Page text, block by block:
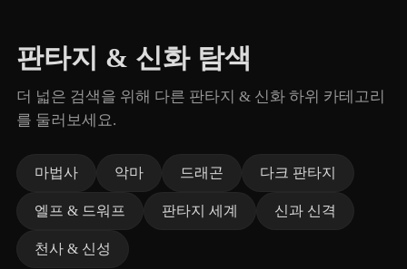
판타지 & 신화 탐색
더 넓은 검색을 위해 다른 판타지 & 신화 하위 카테고리
를 둘러보세요.
마법사 악마 드래곤 다크 판타지
엘프 & 드워프 판타지 세계 신과 신격
천사 & 신성